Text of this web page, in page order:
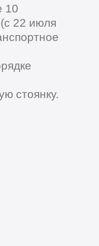
10
22 июля
стоянку.